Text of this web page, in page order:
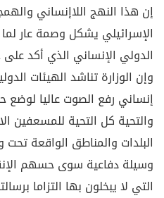
إن هذا النهج اللاإنساني
الإسرائيلي يشكل وصمة عار
الدولي الإنساني الذي أكد على
وإن الوزارة تناشد الهيئات
إنساني رفع الصوت عاليا لوضع
والتحية كل التحية للمسعفين
البلدات والمناطق الواقعة تحت
وسيلة دفاعية سوى حسهم
التي لا يبخلون بها التزاما